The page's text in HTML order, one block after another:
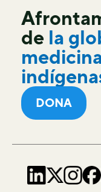
de la
DONA